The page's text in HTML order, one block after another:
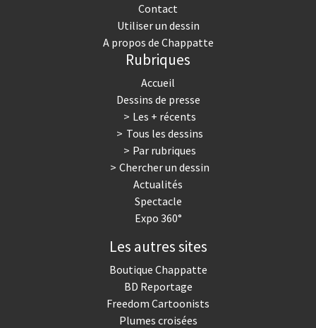
Contact
Utiliser un dessin
A propos de Chappatte
Rubriques
Accueil
Dessins de presse
Les + récents
Tous les dessins
Par rubriques
Chercher un dessin
Actualités
Spectacle
Expo 360°
Les autres sites
Boutique Chappatte
BD Reportage
Freedom Cartoonists
Plumes croisées